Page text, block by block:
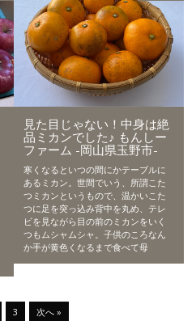
見た目じゃない！中身は絶
品ミカンでした♪ もんしー
ファーム -岡山県玉野市-
寒くなるといつの間にかテーブルに
あるミカン。世間でいう、所謂こた
つミカンというもので、温かいこた
つに足を突っ込み背中を丸め、テレ
ビを見ながら目の前のミカンをいく
つもムシャムシャ。子供のころなん
か手が黄色くなるまで食べて母
3 次へ »